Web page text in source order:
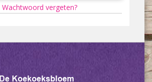
Wachtwoord vergeten?